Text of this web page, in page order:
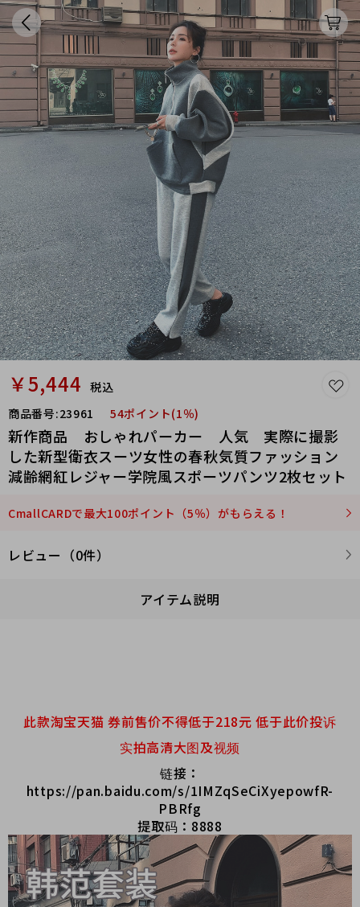
￥5,444 税込
商品番号:23961 54ポイント(1％)
新作商品 おしゃれパーカー 人気 実際に撮影
した新型衛衣スーツ女性の春秋気質ファッション
減齢網紅レジャー学院風スポーツパンツ2枚セット
CmallCARDで最大100ポイント（5％）がもらえる！
レビュー（0件）
アイテム説明
此款淘宝天猫 券前售价不得低于218元 低于此价投诉
实拍高清大图及视频
链接：
https://pan.baidu.com/s/1IMZqSeCiXyepowfR-
PBRfg
提取码：8888